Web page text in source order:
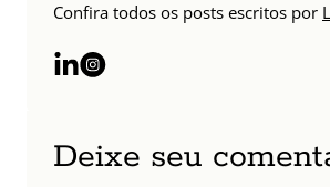
Confira todos os posts escritos por
Deixe seu